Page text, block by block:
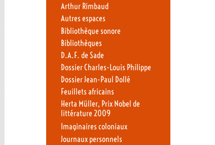
Arthur Rimbaud
Autres espaces
Bibliothèque sonore
Bibliothèques
D.A.F. de Sade
Dossier Charles-Louis Philippe
Dossier Jean-Paul Dollé
Feuillets africains
Herta Müller, Prix Nobel de
littérature 2009
Imaginaires coloniaux
Journaux personnels